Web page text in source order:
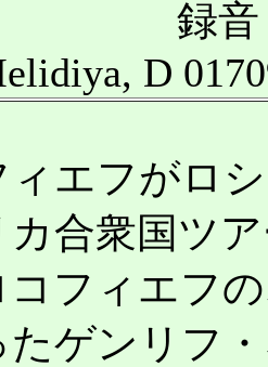
音 : デ
D
エフがロ
合衆国ツ
フィエフ
ゲンリフ